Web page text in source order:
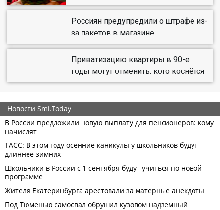
Россиян предупредили о штрафе из-
за пакетов в магазине
Приватизацию квартиры в 90-е
годы могут отменить: кого коснётся